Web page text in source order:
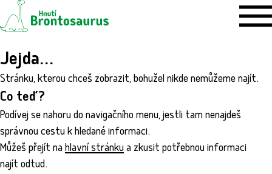
Jejda…
Stránku, kterou chceš zobrazit, bohužel nikde nemůžeme najít.
Co teď?
Podívej se nahoru do navigačního menu, jestli tam nenajdeš
správnou cestu k hledané informaci.
Můžeš přejít na hlavní stránkua zkusit potřebnou informaci
najít odtud.